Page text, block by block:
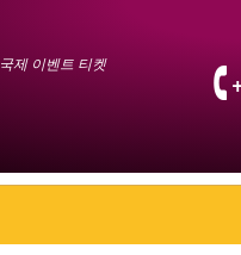
국제 이벤트 티켓